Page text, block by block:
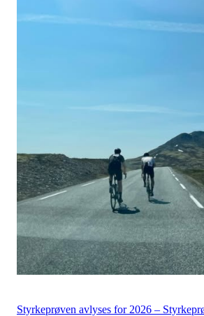
Styrkeprøven avlyses for 2026 –